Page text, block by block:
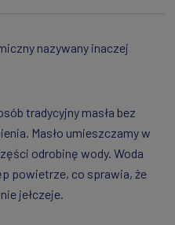
nazywany inaczej
tradycyjny masła bez
Masło umieszczamy w
odrobinę wody. Woda
powietrze, co sprawia, że
jełczeje.